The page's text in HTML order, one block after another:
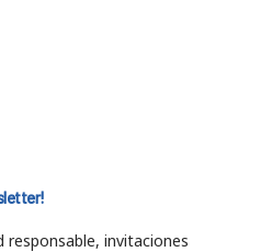
responsable, invitaciones